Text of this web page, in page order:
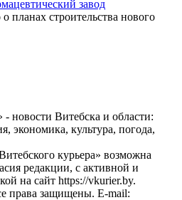
завод
планах строительства нового
- новости Витебска и области:
экономика, культура, погода,
курьера» возможна
редакции, с активной и
на сайт https://vkurier.by.
права защищены. E-mail: